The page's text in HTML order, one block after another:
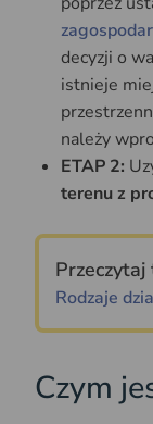
decyzji o
istnieje
należy
ETAP 2:
terenu z
Przeczytaj
Rodzaje
Czym